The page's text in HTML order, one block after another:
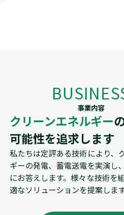
事業内容
クリーンエネルギー
可能性を追求します
私たちは定評ある技術により、
ギーの発電、 蓄電送電を実演し
にお答えします。様々な技術を
適なソリューションを提案します